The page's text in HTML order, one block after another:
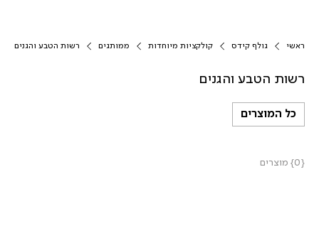
ראשי גולף קידס קולקציות מיוחדות ממותגים רשות הטבע והגנים
רשות הטבע והגנים
כל המוצרים
{0} מוצרים